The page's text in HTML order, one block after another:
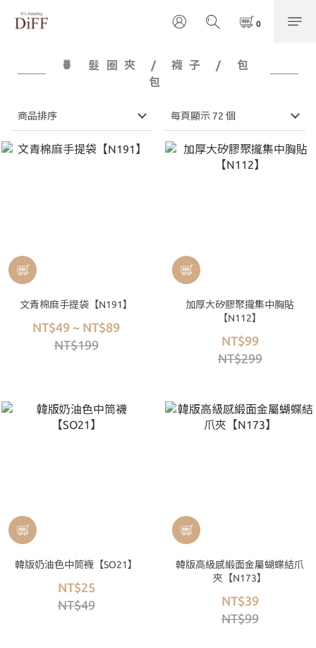
🍍 髮圈夾 / 襪子 / 包
包
商品排序 每頁顯示 72 個
文青棉麻手提袋【N191】
NT$49 ~ NT$89
NT$199
加厚大矽膠聚攏集中胸貼
【N112】
NT$99
NT$299
韓版奶油色中筒襪【SO21】
NT$25
NT$49
韓版高級感緞面金屬蝴蝶結爪
夾【N173】
NT$39
NT$99